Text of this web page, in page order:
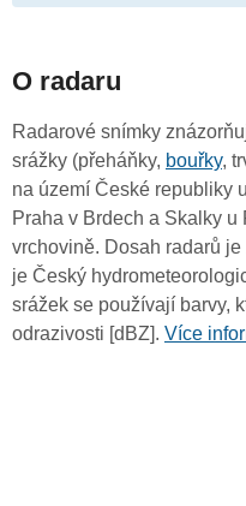
O radaru
Radarové snímky
srážky (přeháňky, bouřky,
na území České republiky
Praha v Brdech a Skalky
vrchovině. Dosah radarů
je Český
srážek se používají barvy,
odrazivosti [dBZ]. Více